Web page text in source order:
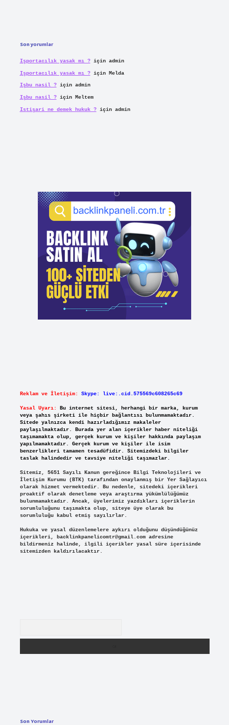
Son yorumlar
Işportacılık yasak mı ?için admin
Işportacılık yasak mı ?için Melda
Işbu nasil ?için admin
Işbu nasil ?için Meltem
Istişari ne demek hukuk ?için admin
Reklam ve İletişim: Skype: live:.cid.575569c608265c69
Yasal Uyarı:
Bu internet sitesi, herhangi bir marka, kurum
veya şahıs şirketi ile hiçbir bağlantısı bulunmamaktadır.
Sitede yalnızca kendi hazırladığımız makaleler
paylaşılmaktadır. Burada yer alan içerikler haber niteliği
taşımamakta olup, gerçek kurum ve kişiler hakkında paylaşım
yapılmamaktadır. Gerçek kurum ve kişiler ile isim
benzerlikleri tamamen tesadüfidir. Sitemizdeki bilgiler
taslak halindedir ve tavsiye niteliği taşımazlar.
Sitemiz, 5651 Sayılı Kanun gereğince Bilgi Teknolojileri ve
İletişim Kurumu (BTK) tarafından onaylanmış bir Yer Sağlayıcı
olarak hizmet vermektedir. Bu nedenle, sitedeki içerikleri
proaktif olarak denetleme veya araştırma yükümlülüğümüz
bulunmamaktadır. Ancak, üyelerimiz yazdıkları içeriklerin
sorumluluğunu taşımakta olup, siteye üye olarak bu
sorumluluğu kabul etmiş sayılırlar.
Hukuka ve yasal düzenlemelere aykırı olduğunu düşündüğünüz
içerikleri, backlinkpanelicomtr@gmail.comadresine
bildirmeniz halinde, ilgili içerikler yasal süre içerisinde
sitemizden kaldırılacaktır.
Son Yorumlar